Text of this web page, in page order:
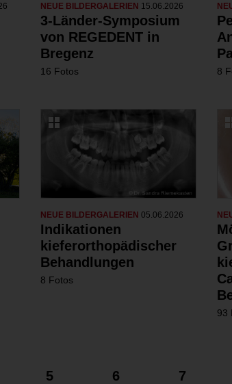
NEUE BILDERGALERIEN 15.06.2026
3-Länder-Symposium
von REGEDENT in
Bregenz
16 Fotos 8
NEUE BILDERGALERIEN05.06.2026
Indikationen
kieferorthopädischer
Behandlungen
8 Fotos
93
5 6 7